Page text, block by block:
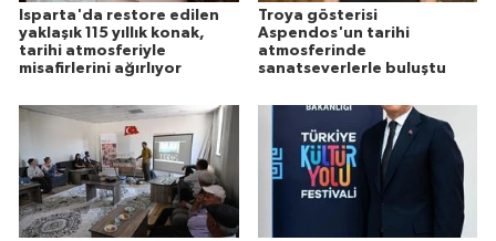
Isparta'da restore edilen
yaklaşık 115 yıllık konak,
tarihi atmosferiyle
misafirlerini ağırlıyor
Troya gösterisi
Aspendos'un tarihi
atmosferinde
sanatseverlerle buluştu